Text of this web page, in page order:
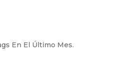
En El Último Mes.